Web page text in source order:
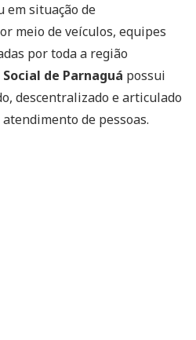
em situação de
meio de veículos, equipes
por toda a região
de Parnaguá possui
descentralizado e articulado
de pessoas.